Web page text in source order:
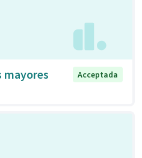
mayores
Acceptada